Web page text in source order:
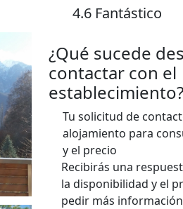
4.6 Fantástico
¿Qué sucede
contactar con el
establecimiento?
Tu solicitud de
alojamiento para
y el precio
Recibirás una
la disponibilidad y el
pedir más información